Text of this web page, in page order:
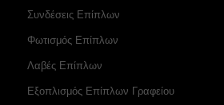
Συνδέσεις Επίπλων
Φωτισμός Επίπλων
Λαβές Επίπλων
Εξοπλισμός Επίπλων Γραφείου